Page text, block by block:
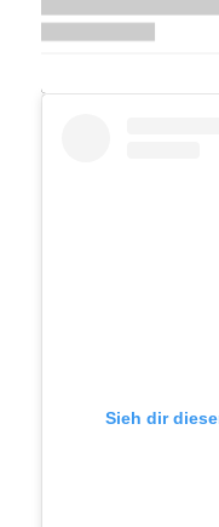
Sieh dir